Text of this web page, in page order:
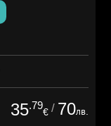
35.79
€ / 70лв.